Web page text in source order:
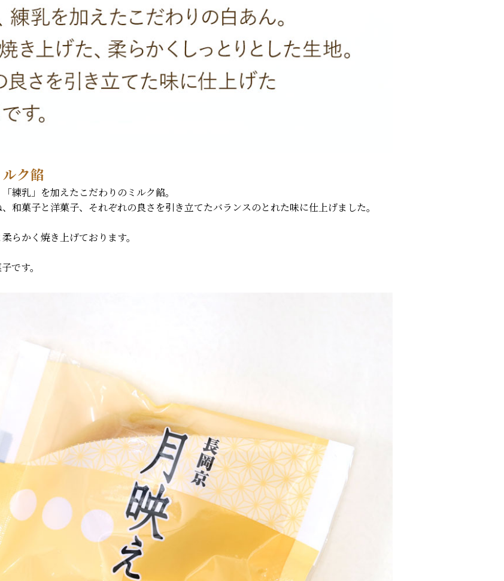
ク餡
練乳」を加えたこだわりのミルク餡。
和菓子と洋菓子、それぞれの良さを引き立てたバランスのとれた味に仕上げました。
らかく焼き上げております。
です。